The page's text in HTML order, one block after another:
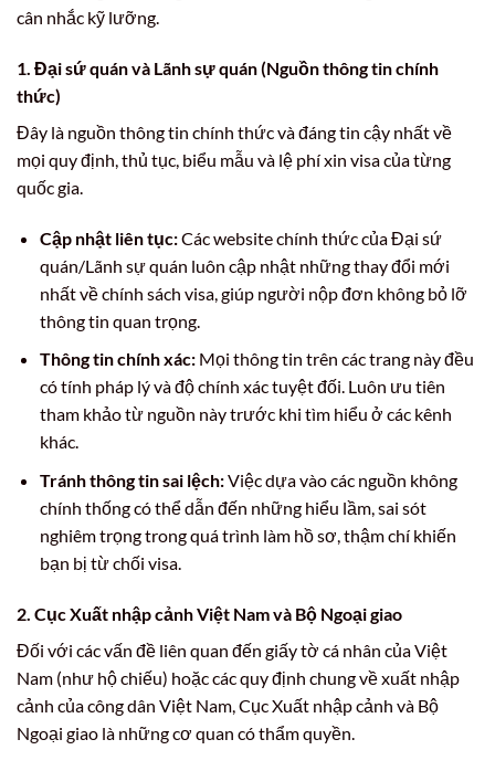
cân nhắc kỹ lưỡng.
1. Đại sứ quán và Lãnh sự quán (Nguồn thông tin chính
thức)
Đây là nguồn thông tin chính thức và đáng tin cậy nhất về
mọi quy định, thủ tục, biểu mẫu và lệ phí xin visa của từng
quốc gia.
Cập nhật liên tục:Các website chính thức của Đại sứ
quán/Lãnh sự quán luôn cập nhật những thay đổi mới
nhất về chính sách visa, giúp người nộp đơn không bỏ lỡ
thông tin quan trọng.
Thông tin chính xác:Mọi thông tin trên các trang này đều
có tính pháp lý và độ chính xác tuyệt đối. Luôn ưu tiên
tham khảo từ nguồn này trước khi tìm hiểu ở các kênh
khác.
Tránh thông tin sai lệch:Việc dựa vào các nguồn không
chính thống có thể dẫn đến những hiểu lầm, sai sót
nghiêm trọng trong quá trình làm hồ sơ, thậm chí khiến
bạn bị từ chối visa.
2. Cục Xuất nhập cảnh Việt Nam và Bộ Ngoại giao
Đối với các vấn đề liên quan đến giấy tờ cá nhân của Việt
Nam (như hộ chiếu) hoặc các quy định chung về xuất nhập
cảnh của công dân Việt Nam, Cục Xuất nhập cảnh và Bộ
Ngoại giao là những cơ quan có thẩm quyền.